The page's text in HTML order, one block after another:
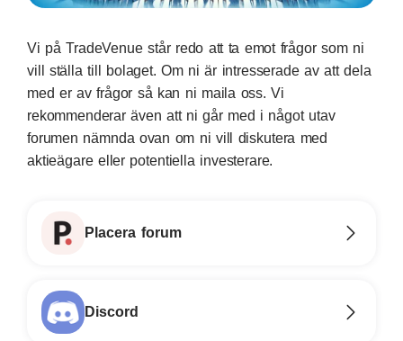
Vi på TradeVenue står redo att ta emot frågor som ni
vill ställa till bolaget. Om ni är intresserade av att dela
med er av frågor så kan ni maila oss. Vi
rekommenderar även att ni går med i något utav
forumen nämnda ovan om ni vill diskutera med
aktieägare eller potentiella investerare.
Placera forum
Discord